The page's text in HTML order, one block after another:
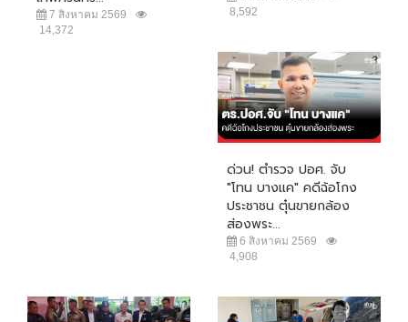
7 สิงหาคม 2569
14,372
8,592
ด่วน! ตำรวจ ปอศ. จับ
"โทน บางแค" คดีฉ้อโกง
ประชาชน ตุ๋นขายกล้อง
ส่องพระ...
6 สิงหาคม 2569
4,908